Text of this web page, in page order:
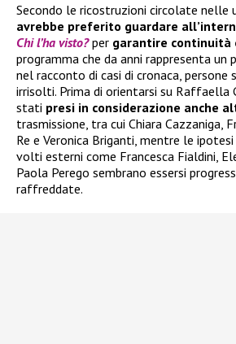
Secondo le ricostruzioni circolate nelle
avrebbe preferito guardare
Chi l’ha visto? per garantire continuità
programma che da anni rappresenta
nel racconto di casi di cronaca, persone
irrisolti. Prima di orientarsi su Raffaella
stati presi in considerazione anche
trasmissione, tra cui Chiara Cazzaniga,
Re e Veronica Briganti, mentre le
volti esterni come Francesca Fialdini,
Paola Perego sembrano essersi
raffreddate.